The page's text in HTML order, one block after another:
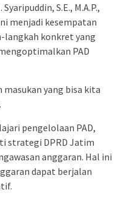
S.E., M.A.P.,
menjadi kesempatan
konkret yang
PAD
yang bisa kita
pengelolaan PAD,
strategi DPRD Jatim
anggaran. Hal ini
dapat berjalan